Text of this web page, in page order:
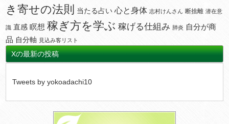
き寄せの法則
当たる占い 心と身体 志村けんさん 断捨離 潜在意
識 直感 瞑想 稼ぎ方を学ぶ 稼げる仕組み 肺炎 自分が商
品 自分軸 見込み客リスト
Xの最新の投稿
Tweets by yokoadachi10